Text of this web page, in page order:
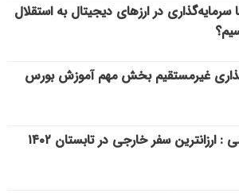
سرمایه‌گذاری در ارزهای دیجیتال به استقلال
غیرمستقیم بخش مهم آموزش بورس
: ارزانترین سفر خارجی در تابستان ۱۴۰۲